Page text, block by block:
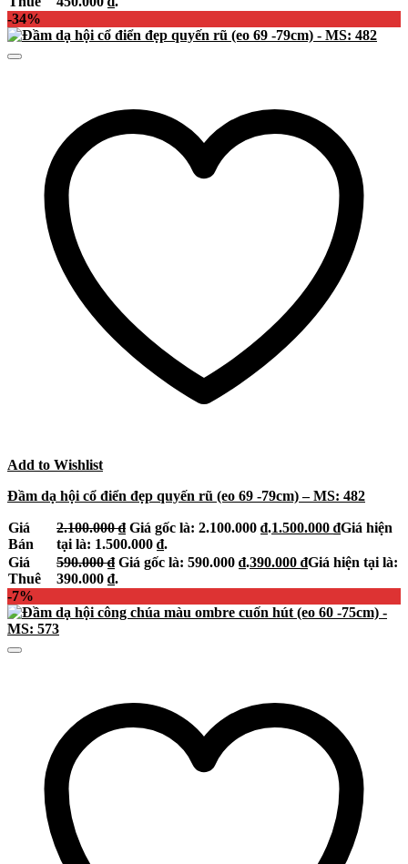
-34%
Add to Wishlist
Đầm dạ hội cổ điển đẹp quyến rũ (eo 69 -79cm) – MS: 482
Giá
Bán
2.100.000₫ Giá gốc là: 2.100.000 ₫.1.500.000 ₫Giá hiện
tại là: 1.500.000 ₫.
Giá
Thuê
590.000₫ Giá gốc là: 590.000 ₫.390.000 ₫Giá hiện tại là:
390.000 ₫.
-7%